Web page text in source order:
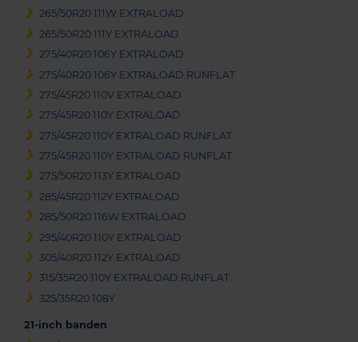
265/50R20 111W EXTRALOAD
265/50R20 111Y EXTRALOAD
275/40R20 106Y EXTRALOAD
275/40R20 106Y EXTRALOAD RUNFLAT
275/45R20 110V EXTRALOAD
275/45R20 110Y EXTRALOAD
275/45R20 110Y EXTRALOAD RUNFLAT
275/45R20 110Y EXTRALOAD RUNFLAT
275/50R20 113Y EXTRALOAD
285/45R20 112Y EXTRALOAD
285/50R20 116W EXTRALOAD
295/40R20 110Y EXTRALOAD
305/40R20 112Y EXTRALOAD
315/35R20 110Y EXTRALOAD RUNFLAT
325/35R20 108Y
21-inch banden